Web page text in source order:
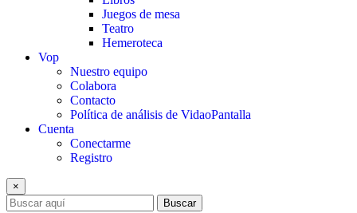
Juegos de mesa
Teatro
Hemeroteca
Vop
Nuestro equipo
Colabora
Contacto
Política de análisis de VidaoPantalla
Cuenta
Conectarme
Registro
×
Buscar